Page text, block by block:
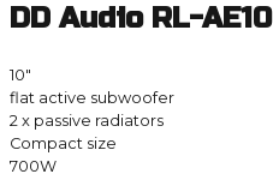
DD Audio RL-AE10
10″
flat active subwoofer
2 x passive radiators
Compact size
700W